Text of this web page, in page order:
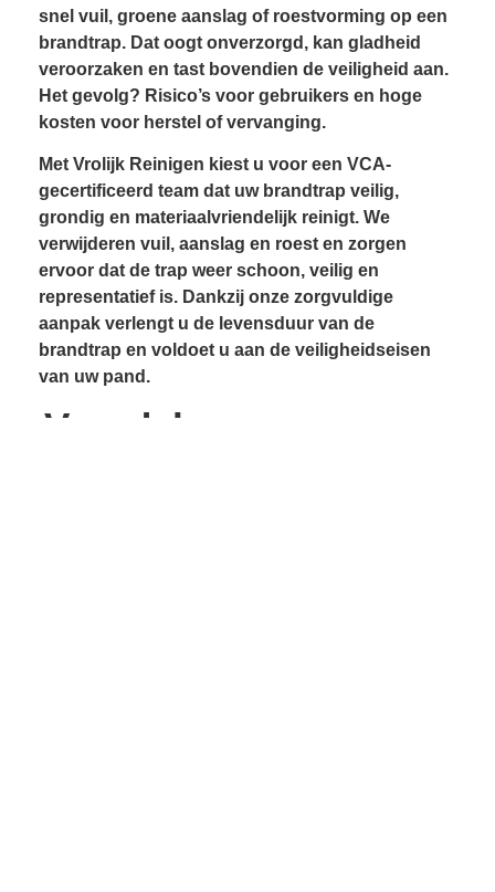
snel vuil, groene aanslag of roestvorming op een
brandtrap. Dat oogt onverzorgd, kan gladheid
veroorzaken en tast bovendien de veiligheid aan.
Het gevolg? Risico’s voor gebruikers en hoge
kosten voor herstel of vervanging.
Met Vrolijk Reinigen kiest u voor een VCA-
gecertificeerd team dat uw brandtrap veilig,
grondig en materiaalvriendelijk reinigt. We
verwijderen vuil, aanslag en roest en zorgen
ervoor dat de trap weer schoon, veilig en
representatief is. Dankzij onze zorgvuldige
aanpak verlengt u de levensduur van de
brandtrap en voldoet u aan de veiligheidseisen
van uw pand.
Voordelen